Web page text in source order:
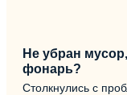
Не убран
фонарь?
Столкнулись с